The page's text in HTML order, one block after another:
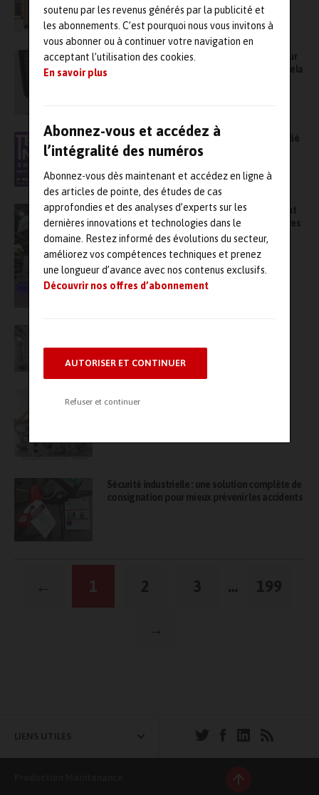
soutenu par les revenus générés par la publicité et
les abonnements. C’est pourquoi nous vous invitons à
vous abonner ou à continuer votre navigation en
acceptant l’utilisation des cookies.
En savoir plus
Abonnez-vous et accédez à
l’intégralité des numéros
Abonnez-vous dès maintenant et accédez en ligne à
des articles de pointe, des études de cas
approfondies et des analyses d’experts sur les
dernières innovations et technologies dans le
domaine. Restez informé des évolutions du secteur,
améliorez vos compétences techniques et prenez
une longueur d’avance avec nos contenus exclusifs.
Découvrir nos offres d’abonnement
AUTORISER ET CONTINUER
Refuser et continuer
Alstom va ouvrir un site dans le Delaware pour
assurer la maintenance des TGV NextGen Acela
Tech for Industry Show, le nouveau salon dédié
à l’industrie 4.0, ouvre ses portes demain à la
Économie circulaire : Engie et Tibbloc signent
un partenariat pour le réemploi des chaudières
optimiser vos procédés industriels
Sécurité industrielle : une solution complète de
consignation pour mieux prévenir les accidents
publications
1 …
LIENS UTILES